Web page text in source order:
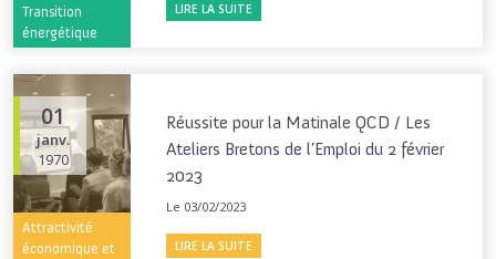
Transition
énergétique
LIRE LA SUITE
01
janv.
1970
Attractivité
économique et
Réussite pour la Matinale QCD / Les
Ateliers Bretons de l’Emploi du 2 février
2023
Le 03/02/2023
LIRE LA SUITE